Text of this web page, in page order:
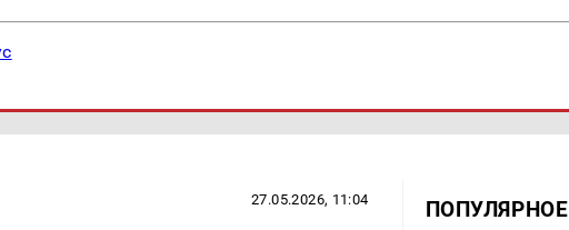
27.05.2026, 11:04 ПОПУЛЯРНОЕ